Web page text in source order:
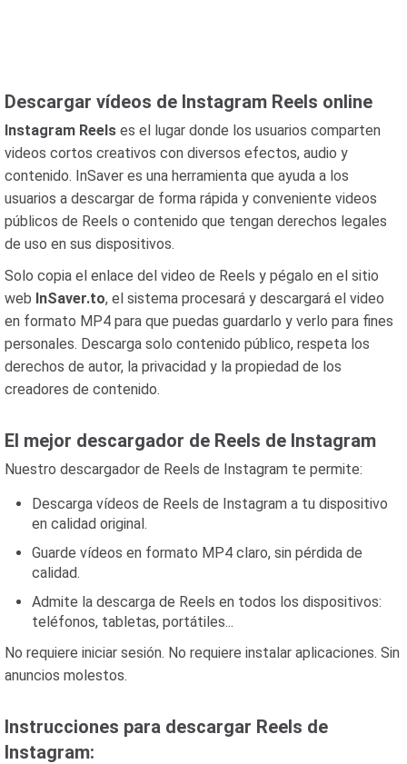
Descargar vídeos de Instagram Reels online
Instagram Reels es el lugar donde los usuarios comparten
videos cortos creativos con diversos efectos, audio y
contenido. InSaver es una herramienta que ayuda a los
usuarios a descargar de forma rápida y conveniente videos
públicos de Reels o contenido que tengan derechos legales
de uso en sus dispositivos.
Solo copia el enlace del video de Reels y pégalo en el sitio
web InSaver.to, el sistema procesará y descargará el video
en formato MP4 para que puedas guardarlo y verlo para fines
personales. Descarga solo contenido público, respeta los
derechos de autor, la privacidad y la propiedad de los
creadores de contenido.
El mejor descargador de Reels de Instagram
Nuestro descargador de Reels de Instagram te permite:
Descarga vídeos de Reels de Instagram a tu dispositivo
en calidad original.
Guarde vídeos en formato MP4 claro, sin pérdida de
calidad.
Admite la descarga de Reels en todos los dispositivos:
teléfonos, tabletas, portátiles...
No requiere iniciar sesión. No requiere instalar aplicaciones. Sin
anuncios molestos.
Instrucciones para descargar Reels de
Instagram: